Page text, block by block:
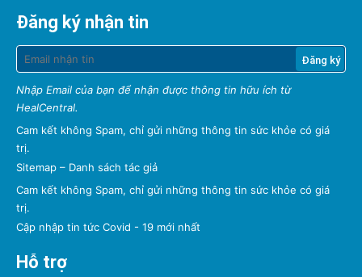
Đăng ký nhận tin
Nhập Email của bạn để nhận được thông tin hữu ích từ
HealCentral.
Cam kết không Spam, chỉ gửi những thông tin sức khỏe có giá
trị.
Sitemap – Danh sách tác giả
Cam kết không Spam, chỉ gửi những thông tin sức khỏe có giá
trị.
Cập nhập tin tức Covid - 19 mới nhất
Hỗ trợ